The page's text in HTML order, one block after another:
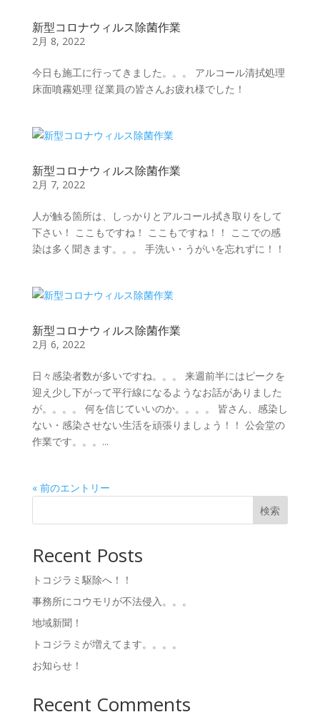
新型コロナウィルス除菌作業
2月 8, 2022
今日も施工に行ってきました。。。 アルコール清拭処理
床面噴霧処理 従業員の皆さんお疲れ様でした！
新型コロナウィルス除菌作業
2月 7, 2022
人が触る箇所は、しっかりとアルコール拭き取りをして
下さい！ ここもですね！ ここもですね！！ ここでの感
染は多く聞きます。。。 手洗い・うがいを忘れずに！！
新型コロナウィルス除菌作業
2月 6, 2022
日々感染者数が多いですね。。。 来週前半にはピークを
迎え少し下がって平行線になるようなお話がありました
が。。。。 何を信じていいのか。。。。 皆さん、感染し
ない・感染させない生活を頑張りましょう！！ 公会堂の
作業です。。。...
« 前のエントリー
検索
Recent Posts
トコジラミ駆除へ！！
事務所にコウモリが不法侵入。。。
地域新聞！
トコジラミが増えてます。。。。
お知らせ！
Recent Comments